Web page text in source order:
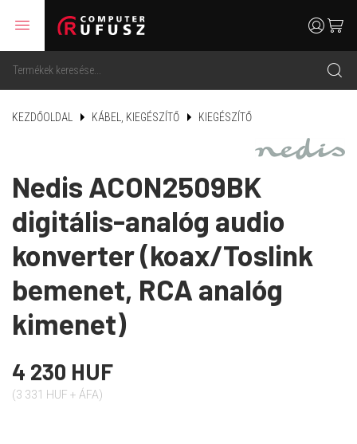
menu
search
usercart
KEZDŐOLDAL KÁBEL, KIEGÉSZÍTŐ KIEGÉSZÍTŐ
Nedis ACON2509BK
digitális-analóg audio
konverter (koax/Toslink
bemenet, RCA analóg
kimenet)
4 230 HUF
(3 331 HUF + ÁFA)